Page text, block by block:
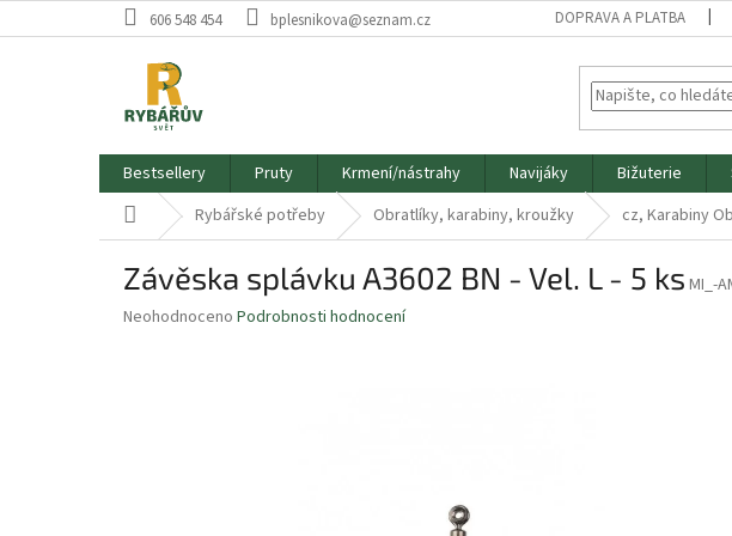
na
606 548 454 bplesnikova@seznam.cz DOPRAVA A PLATBA
Bestsellery Pruty Krmení/nástrahy Navijáky Bižuterie
Domů Rybářské potřeby Obratlíky, karabiny, kroužky cz, Karabiny
Závěska splávku A3602 BN - Vel. L - 5 ks MI_-
Průměrné
Neohodnoceno Podrobnosti hodnocení